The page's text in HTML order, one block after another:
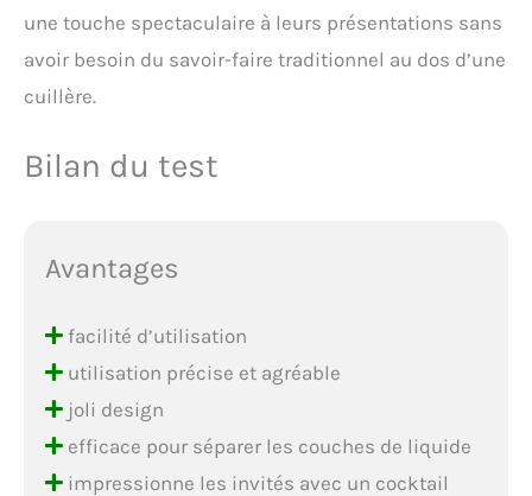
une touche spectaculaire à leurs présentations sans
avoir besoin du savoir-faire traditionnel au dos d’une
cuillère.
Bilan du test
Avantages
facilité d’utilisation
utilisation précise et agréable
joli design
efficace pour séparer les couches de liquide
impressionne les invités avec un cocktail